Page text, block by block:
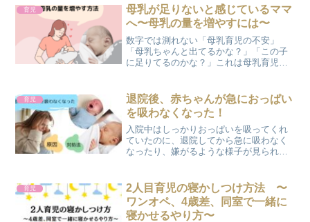
げているのに」「おむつも替えた、抱っ
こもした、でも泣き止まない…...
育児
母乳が足りないと感じているママ
へ〜母乳の量を増やすには〜
数字では測れない「母乳育児の不安」
「母乳ちゃんと出てるかな？」「この子
に足りてるのかな？」これは母乳育児を
からこそ、不安を感じやすいものです。
ミルクを使う判断にも大きく...
育児
退院後、赤ちゃんが急におっぱい
を吸わなくなった！
入院中はしっかりおっぱいを吸ってくれ
ていたのに、退院してから急に吸わなく
なったり、嫌がるような様子が見られる
期の赤ちゃんに起こりやすいことと、そ
の対処法をお伝えします。...
育児
2人目育児の寝かしつけ方法 〜
ワンオペ、4歳差、同室で一緒に
寝かせるやり方〜